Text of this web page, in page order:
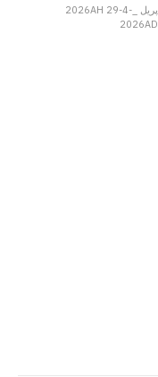
چهار _29 _اپریل _2026AH 29-4-
2026AD